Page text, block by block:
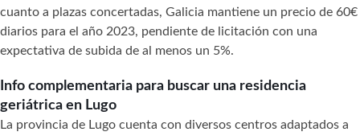
cuanto a plazas concertadas, Galicia mantiene un precio de 60€
diarios para el año 2023, pendiente de licitación con una
expectativa de subida de al menos un 5%.
Info complementaria para buscar una residencia
geriátrica en Lugo
La provincia de Lugo cuenta con diversos centros adaptados a